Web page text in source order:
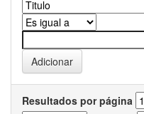
Resultados por página